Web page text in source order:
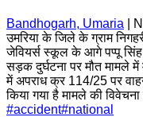
Bandhogarh, Umaria
उमरिया के जिले के ग्राम
जेवियर्स स्कूल के आगे पप्पू सिंह
सड़क दुर्घटना पर मौत मामले
में अपराध क्र 114/25 पर
किया गया है मामले की विवेचना
#accident#national